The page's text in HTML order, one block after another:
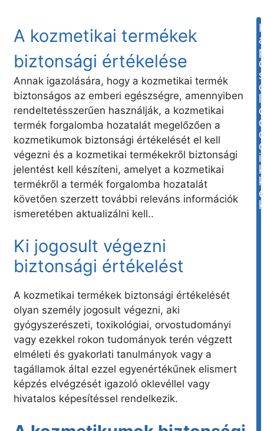
A kozmetikai termékek
biztonsági értékelése
Annak igazolására, hogy a kozmetikai termék
biztonságos az emberi egészségre, amennyiben
rendeltetésszerűen használják, a kozmetikai
termék forgalomba hozatalát megelőzően a
kozmetikumok biztonsági értékelését el kell
végezni és a kozmetikai termékekről biztonsági
jelentést kell készíteni, amelyet a kozmetikai
termékről a termék forgalomba hozatalát
követően szerzett további releváns információk
ismeretében aktualizálni kell..
Ki jogosult végezni
biztonsági értékelést
A kozmetikai termékek biztonsági értékelését
olyan személy jogosult végezni, aki
gyógyszerészeti, toxikológiai, orvostudományi
vagy ezekkel rokon tudományok terén végzett
elméleti és gyakorlati tanulmányok vagy a
tagállamok által ezzel egyenértékűnek elismert
képzés elvégzését igazoló oklevéllel vagy
hivatalos képesítéssel rendelkezik.
i